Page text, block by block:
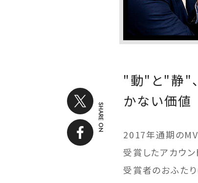
SHARE ON
"動"と"静"
かない価値
2017年通期の
受賞したアカウ
受賞者のおふた